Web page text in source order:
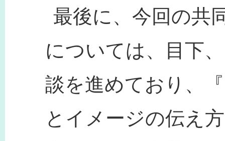
最後に、今回の共
については、目下
談を進めており、
とイメージの伝え